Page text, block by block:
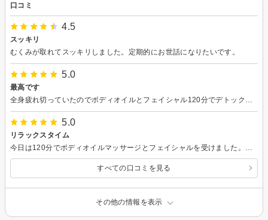
口コミ
4.5
スッキリ
むくみが取れてスッキリしました。定期的にお世話になりたいです。
5.0
最高です
5.0
リラックスタイム
すべての口コミを見る
その他の情報を表示